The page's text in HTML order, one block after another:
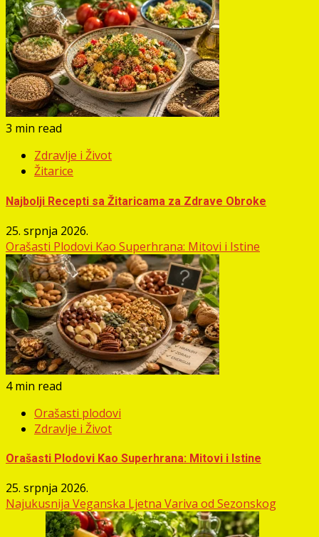
3 min read
Zdravlje i Život
Žitarice
Najbolji Recepti sa Žitaricama za Zdrave Obroke
25. srpnja 2026.
Orašasti Plodovi Kao Superhrana: Mitovi i Istine
4 min read
Orašasti plodovi
Zdravlje i Život
Orašasti Plodovi Kao Superhrana: Mitovi i Istine
25. srpnja 2026.
Najukusnija Veganska Ljetna Variva od Sezonskog